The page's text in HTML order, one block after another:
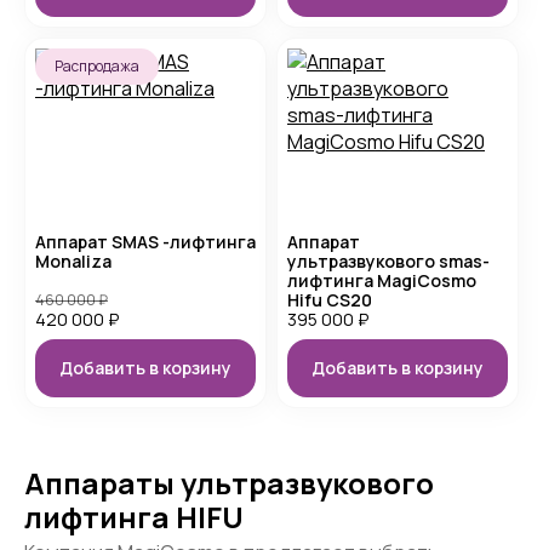
Распродажа
Аппарат SMAS -лифтинга
Monaliza
420 000 ₽
460 000₽
Добавить в корзину
Аппарат
ультразвукового smas-
лифтинга MagiCosmo
Hifu CS20
395 000 ₽
Добавить в корзину
Аппараты ультразвукового
лифтинга HIFU